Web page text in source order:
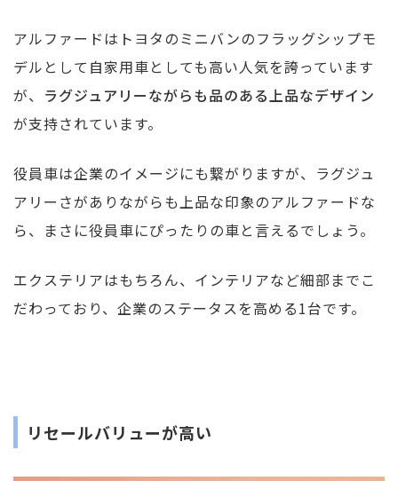
アルファードはトヨタのミニバンのフラッグシップモ
デルとして自家用車としても高い人気を誇っています
が、 ラグジュアリーながらも品のある上品なデザイン
が支持されています。
役員車は企業のイメージにも繋がりますが、ラグジュ
アリーさがありながらも上品な印象のアルファードな
ら、まさに役員車にぴったりの車と言えるでしょう。
エクステリアはもちろん、インテリアなど細部までこ
だわっており、企業のステータスを高める1台です。
リセールバリューが高い